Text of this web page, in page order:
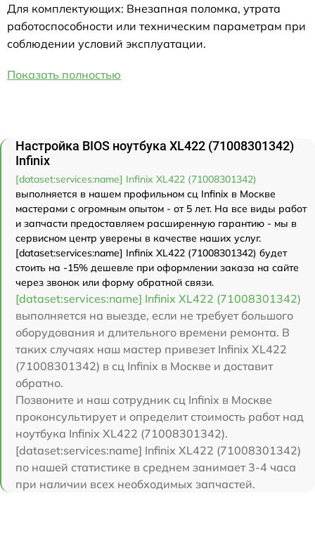
Для комплектующих: Внезапная поломка, утрата
работоспособности или техническим параметрам при
соблюдении условий эксплуатации.
Показать полностью
Настройка BIOS ноутбука XL422 (71008301342)
Infinix
[dataset:services:name] Infinix XL422 (71008301342)
выполняется в нашем профильном сц Infinix в Москве
мастерами с огромным опытом - от 5 лет. На все виды работ
и запчасти предоставляем расширенную гарантию - мы в
сервисном центр уверены в качестве наших услуг.
[dataset:services:name] Infinix XL422 (71008301342) будет
стоить на -15% дешевле при оформлении заказа на сайте
через звонок или форму обратной связи.
[dataset:services:name] Infinix XL422 (71008301342)
выполняется на выезде, если не требует большого
оборудования и длительного времени ремонта. В
таких случаях наш мастер привезет Infinix XL422
(71008301342) в сц Infinix в Москве и доставит
обратно.
Позвоните и наш сотрудник сц Infinix в Москве
проконсультирует и определит стоимость работ над
ноутбука Infinix XL422 (71008301342).
[dataset:services:name] Infinix XL422 (71008301342)
по нашей статистике в среднем занимает 3-4 часа
при наличии всех необходимых запчастей.